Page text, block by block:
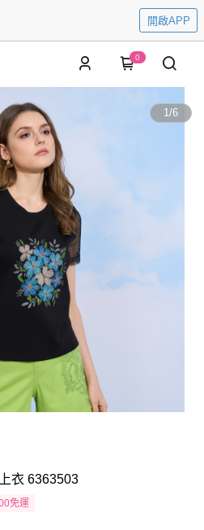
開啟APP
0
1/6
衣 6363503
免運